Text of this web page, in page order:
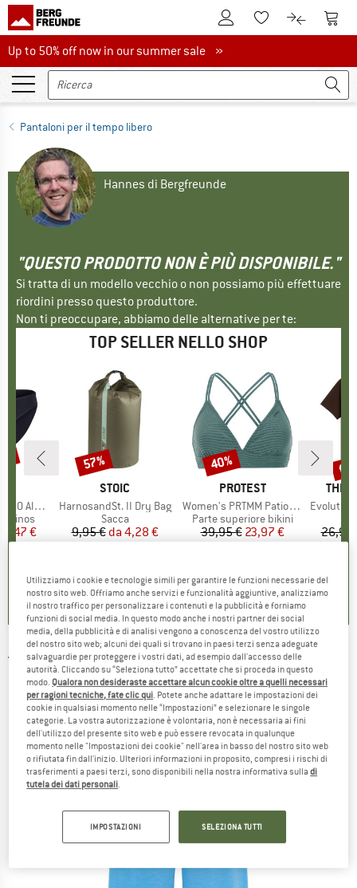
Al conto clienteAlla lista
Al Al
Up to 50% off now in our summer sale
Up to 50% off now in our summer sale »
Pantaloni per il tempo libero
Hannes di Bergfreunde
"QUESTO PRODOTTO NON È PIÙ DISPONIBILE."
Si tratta di un modello vecchio o non possiamo più effettuare
riordini presso questo produttore.
Non ti preoccupare, abbiamo delle alternative per te:
TOP SELLER NELLO SHOP
Brief
ridotto
€
)
MARCHIO
STOIC
Articolo
HarnosandSt. II Dry Bag
Gruppo di prodotti
Sacca
Prezzo
9,95 € Prezzo ridotto
da4,28 €
5,0 2
Sconto
57%
MARCHIO
PROTEST
Articolo
Women's PRTMM Patio Triangle
Gruppo di prodotti
Parte superiore bikini
Prezzo
39,95 €Prezzo ridotto
23,97 €
4,9 (23
Sconto
40%
THE
Articolo
Evolution
26,95
TRANQUILLO -Women's Lockere Jersey-
Hose - Pantaloni tempo libero
(0)
Utilizziamo i cookie e tecnologie simili per garantire le funzioni necessarie del
nostro sito web. Offriamo anche servizi e funzionalità aggiuntive, analizziamo
il nostro traffico per personalizzare i contenuti e la pubblicità e forniamo
funzioni di social media. In questo modo anche i nostri partner dei social
media, della pubblicità e di analisi vengono a conoscenza del vostro utilizzo
del nostro sito web; alcuni dei quali si trovano in paesi terzi senza adeguate
salvaguardie per proteggere i vostri dati, ad esempio dall'accesso delle
autorità. Cliccando su “Seleziona tutto” accettate che si proceda in questo
modo. Qualora non desideraste accettare alcun cookie oltre a quelli necessari
per ragioni tecniche, fate clic qui. Potete anche adattare le impostazioni dei
cookie in qualsiasi momento nelle “Impostazioni” e selezionare le singole
categorie. La vostra autorizzazione è volontaria, non è necessaria ai fini
dell'utilizzo del presente sito web e può essere revocata in qualunque
momento nelle "Impostazioni dei cookie" nell'area in basso del nostro sito web
o rifiutata fin dall'inizio. Ulteriori informazioni in proposito, compresi i rischi di
trasferimenti a paesi terzi, sono disponibili nella nostra informativa sulladi
tutela dei dati personali.
IMPOSTAZIONI SELEZIONA TUTTI